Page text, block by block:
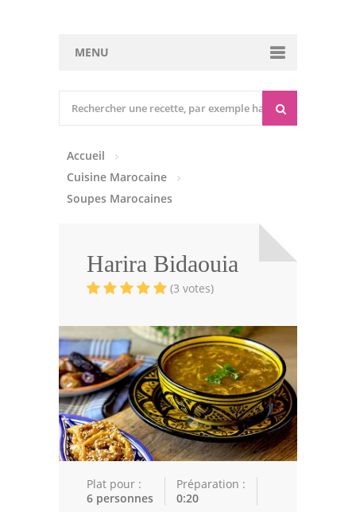
MENU
Entrées Froides
Viandes
Volailles
Poissons
Soupes
Pâtisseries
Epices
Recettes Marocaine
Couscous
Accueil
Cuisine Marocaine
Soupes Marocaines
Harira Bidaouia
(3 votes)
Plat pour :
6 personnes
Préparation :
0:20